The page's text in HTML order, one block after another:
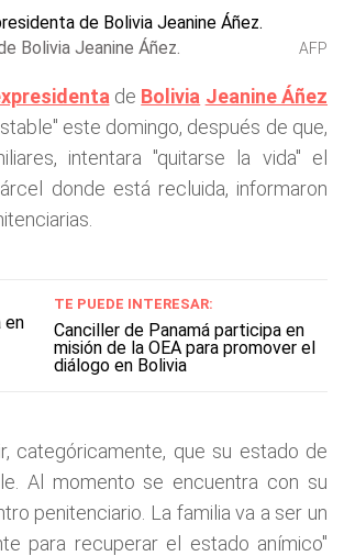
Bolivia Jeanine Áñez . AFP
de Bolivia Jeanine Áñez
este domingo, después de que,
intentara "quitarse la vida" el
donde está recluida, informaron
TE PUEDE INTERESAR:
Canciller de Panamá participa en
misión de la OEA para promover el
diálogo en Bolivia
categóricamente, que su estado de
Al momento se encuentra con su
penitenciario. La familia va a ser un
para recuperar el estado anímico"